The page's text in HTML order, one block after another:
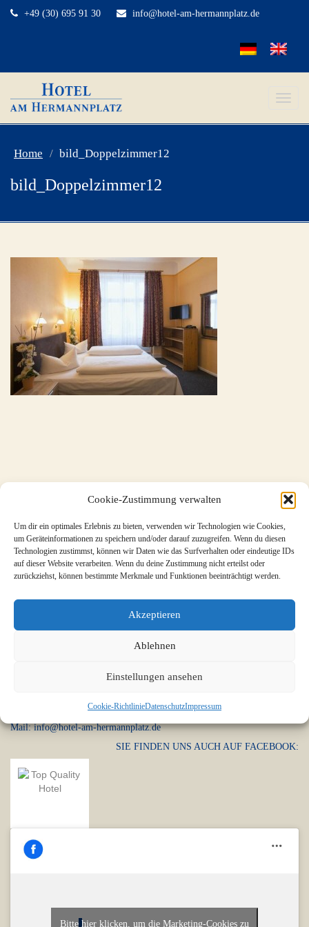
Cookie-Zustimmung verwalten
Um dir ein optimales Erlebnis zu bieten, verwenden wir Technologien wie Cookies,
um Geräteinformationen zu speichern und/oder darauf zuzugreifen. Wenn du diesen
Technologien zustimmst, können wir Daten wie das Surfverhalten oder eindeutige IDs
auf dieser Website verarbeiten. Wenn du deine Zustimmung nicht erteilst oder
zurückziehst, können bestimmte Merkmale und Funktionen beeinträchtigt werden.
Akzeptieren
Ablehnen
Einstellungen ansehen
Cookie-RichtlinieDatenschutzImpressum
+49 (30) 695 91 30 info@hotel-am-hermannplatz.de
Toggle
Home bild_Doppelzimmer12
bild_Doppelzimmer12
Mail: info@hotel-am-hermannplatz.de
SIE FINDEN UNS AUCH AUF FACEBOOK:
Bitte hier klicken, um die Marketing-Cookies zu